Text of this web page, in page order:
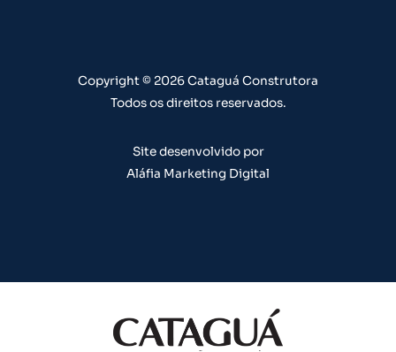
m t
Copyright © 2026 Cataguá Construtora
Todos os direitos reservados.
Site desenvolvido por
Aláfia Marketing Digital